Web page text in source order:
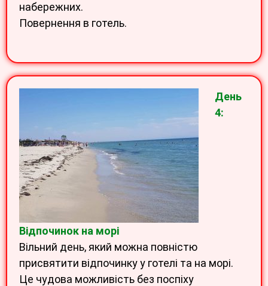
набережних.
Повернення в готель.
День
4:
Відпочинок на морі
Вільний день, який можна повністю
присвятити відпочинку у готелі та на морі.
Це чудова можливість без поспіху